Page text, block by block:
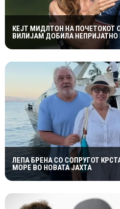
КЕЈТ МИДЛТОН НА ПОЧЕТОКОТ
ВИЛИЈАМ ДОБИЛА
МАЖИШ ВО ПОГРЕШНО
ЛЕПА БРЕНА СО СОПРУГОТ
МОРЕ ВО НОВАТА ЈАХТА